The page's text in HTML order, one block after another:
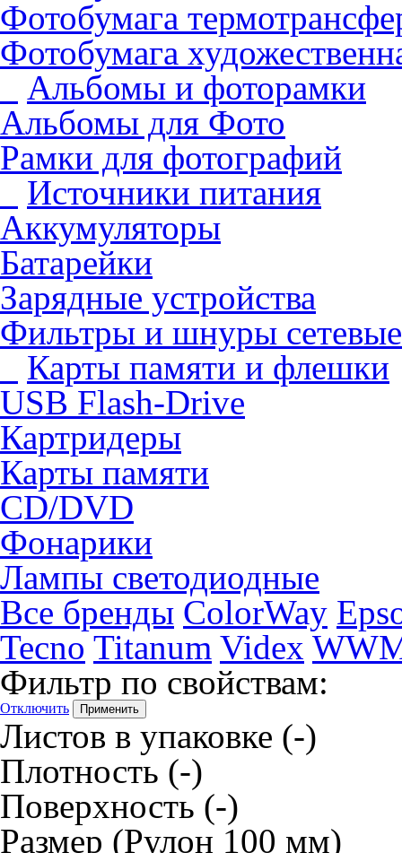
Фотобумага
Фотобумага
Альбомы и фоторамки
Альбомы для Фото
Рамки для фотографий
Источники питания
Аккумуляторы
Батарейки
Зарядные устройства
Фильтры и шнуры сетевые
Карты памяти и флешки
USB Flash-Drive
Картридеры
Карты памяти
CD/DVD
Фонарики
Лампы светодиодные
Все бренды ColorWay
Tecno Titanum Videx
Фильтр по свойствам:
Отключить
Листов в упаковке (-)
Плотность (-)
Поверхность (-)
Размер (Рулон 100 мм)